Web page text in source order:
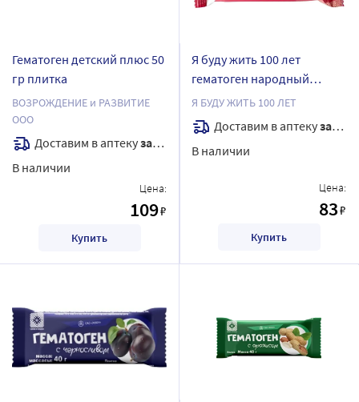
Гематоген детский плюс 50
гр плитка
ВОЗРОЖДЕНИЕ и РАЗВИТИЕ
ООО
Доставим в аптекузавтра
В наличии
Цена:
109₽
Купить
Я буду жить 100 лет
гематоген народный
спортивный 40 гр плитка
Я БУДУ ЖИТЬ 100 ЛЕТ
Доставим в аптекузавтра
В наличии
Цена:
83₽
Купить